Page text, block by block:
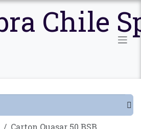
Carton Quasar 50 BSB